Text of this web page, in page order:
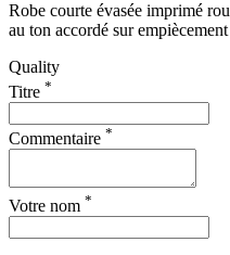
Robe courte évasée imprimé
au ton accordé sur
Quality
Titre *
Commentaire *
Votre nom *